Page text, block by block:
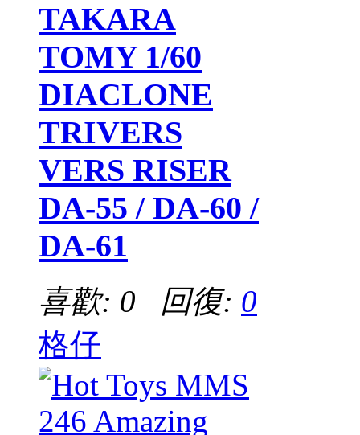
TAKARA
TOMY 1/60
DIACLONE
TRIVERS
VERS RISER
DA-55 / DA-60 /
DA-61
喜歡: 0 回復: 0
格仔